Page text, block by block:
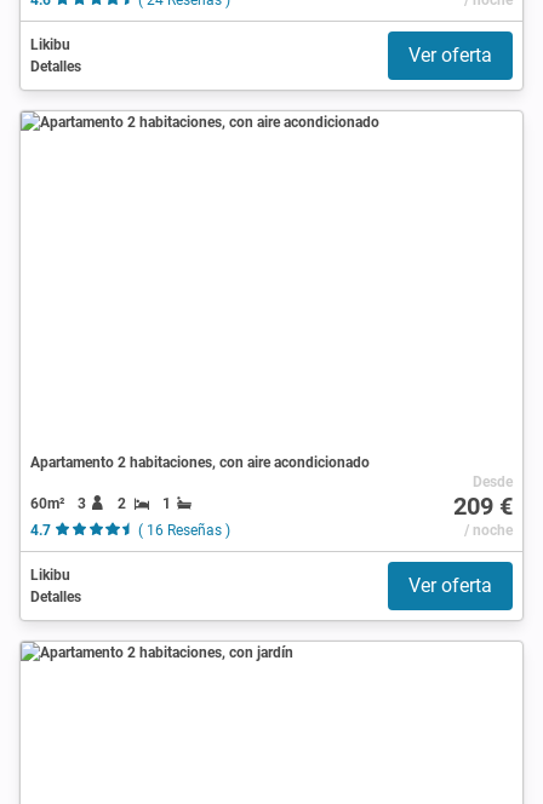
Likibu
Detalles
Ver oferta
Apartamento 2 habitaciones, con aire acondicionado
60m² 3 2
1
4.7
( 16 Reseñas )
Desde
209 €
/ noche
Likibu
Detalles
Ver oferta